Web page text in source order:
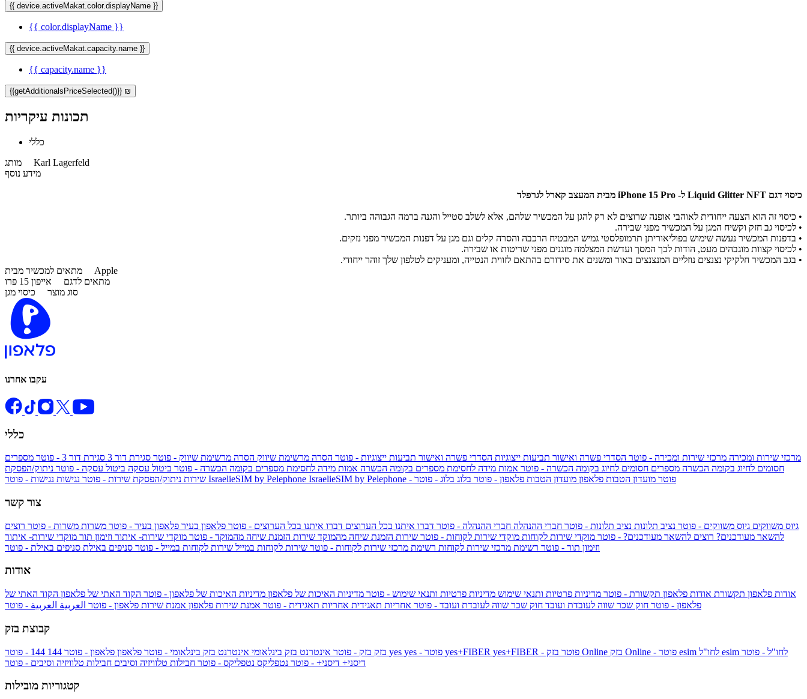
{{ device.activeMakat.color.displayName }}
{{ color.displayName }}
{{ device.activeMakat.capacity.name }}
{{ capacity.name }}
{{getAdditionalsPriceSelected()}} ₪
תכונות עיקריות
כללי
מותג Karl Lagerfeld
מידע נוסף
כיסוי דגם Liquid Glitter NFT ל- iPhone 15 Pro מבית המעצב קארל לגרפלד
• כיסוי זה הוא הצעה ייחודית לאוהבי אופנה שרוצים לא רק להגן על המכשיר שלהם, אלא לשלב סטייל והגנה ברמה הגבוהה ביותר.
• לכיסוי גב חזק וקשיח המגן על המכשיר מפני שבירה.
• בדפנות המכשיר נעשה שימוש בפוליאוריתן תרמופלסטי גמיש המבטיח הרכבה והסרה קלים וגם מגן על דפנות המכשיר מפני נזקים.
• לכיסוי קצוות מוגבהים מעט, הודות לכך המסך ועדשת המצלמה מוגנים מפני שריטות או שבירה.
• בגב המכשיר חלקיקי נצנצים נוזליים המנצנצים באור ומשנים את סידורם בהתאם לזווית הנטייה, ומעניקים לטלפון שלך זוהר ייחודי.
מתאים למכשיר מבית Apple
מתאים לדגם אייפון 15 פרו
סוג מוצר כיסוי מגן
עקבו אחרנו
כללי
מרכזי שירות ומכירה מרכזי שירות ומכירה - פוטר הסדרי פשרה ואישור תביעות ייצוגיות הסדרי פשרה ואישור תביעות ייצוגיות - פוטר הסרה מרשימת שיווק הסרה מרשימת שיווק - פוטר סגירת דור 3 סגירת דור 3 - פוטר
מספרים
חסומים לחיוג בקומה הכשרה מספרים חסומים לחיוג בקומה הכשרה - פוטר אמות מידה לחסימת מספרים בקומה הכשרה אמות מידה לחסימת מספרים בקומה הכשרה - פוטר ביטול עסקה ביטול עסקה - פוטר ניתוק/הפסקת
שירות ניתוק/הפסקת שירות - פוטר נגישות IsraelieSIM by Pelephone IsraelieSIM by Pelephone - פוטר מועדון הטבות פלאפון מועדון הטבות פלאפון - פוטר בלוג בלוג - פוטר
צור קשר
גיוס משווקים גיוס משווקים - פוטר נציב תלונות נציב תלונות - פוטר חברי ההנהלה חברי ההנהלה - פוטר דברו איתנו בכל הערוצים דברו איתנו בכל הערוצים - פוטר פלאפון בעיר פלאפון בעיר - פוטר משרות משרות - פוטר רוצים
להשאר מעודכנים? רוצים להשאר מעודכנים? - פוטר מוקדי שירות לקוחות מוקדי שירות לקוחות - פוטר שירות הזמנת שיחה מהמוקד שירות הזמנת שיחה מהמוקד - פוטר מוקדי שירות- איתור וזימון תור מוקדי שירות- איתור
וזימון תור - פוטר רשימת מרכזי שירות לקוחות רשימת מרכזי שירות לקוחות - פוטר שירות לקוחות במייל שירות לקוחות במייל - פוטר סניפים באילת סניפים באילת - פוטר
אודות
אודות פלאפון תקשורת אודות פלאפון תקשורת - פוטר מדיניות פרטיות ותנאי שימוש מדיניות פרטיות ותנאי שימוש - פוטר מדיניות האיכות של פלאפון מדיניות האיכות של פלאפון - פוטר הקוד האתי של פלאפון הקוד האתי של
פלאפון - פוטר חוק שכר שווה לעובדת ועובד חוק שכר שווה לעובדת ועובד - פוטר אחריות תאגידית אחריות תאגידית - פוטר אמנת שירות פלאפון אמנת שירות פלאפון - פוטר العربية العربية - פוטר
קבוצת בזק
בזק בזק - פוטר אינטרנט בזק בינלאומי אינטרנט בזק בינלאומי - פוטר פלאפון פלאפון - פוטר 144 yes yes+FIBER yes+FIBER - פוטר בזק Online
esim לחו"ל - פוטר
דיסני+ דיסני+ - פוטר נטפליקס נטפליקס - פוטר חבילות טלוויזיה וסיבים חבילות טלוויזיה וסיבים - פוטר
קטגוריות מובילות